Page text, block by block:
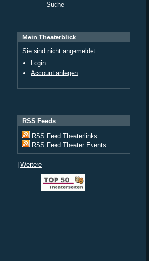
Suche
Mein Theaterblick
Sie sind nicht angemeldet.
Login
Account anlegen
RSS Feeds
RSS Feed Theaterlinks
RSS Feed Theater Events
| Weitere